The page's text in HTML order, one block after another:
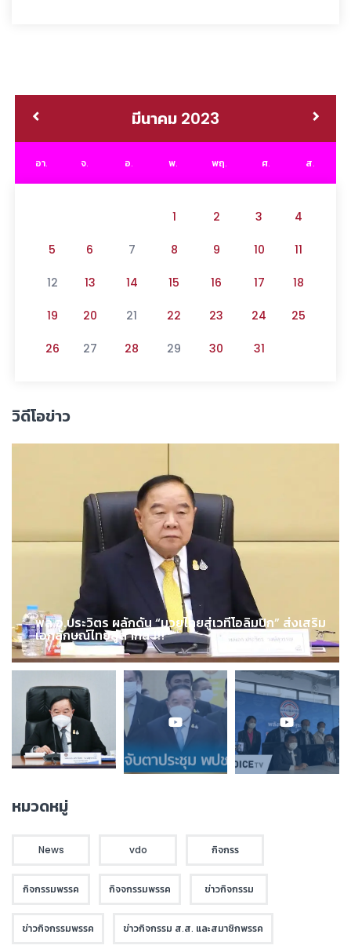
มีนาคม 2023
อา. จ. อ. พ. พฤ. ศ. ส.
1 2 3 4
5 6 7 8 9 10 11
12 13 14 15 16 17 18
19 20 21 22 23 24 25
26 27 28 29 30 31
วิดีโอข่าว
พล.อ.ประวิตร ผลักดัน “มวยไทยสู่เวทีโอลิมปิก” ส่งเสริม
เอกลักษณ์ไทยสู่สากล !!!
หมวดหมู่
News vdo กิจกรร
กิจกรรมพรรค กิจจกรรมพรรค ข่าวกิจกรรม
ข่าวกิจกรรมพรรค ข่าวกิจกรรม ส.ส. และสมาชิกพรรค